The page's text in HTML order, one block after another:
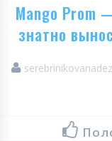
Mango Prom
знатно